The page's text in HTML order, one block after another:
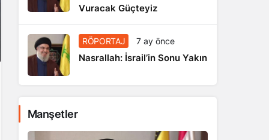
Vuracak Güçteyiz
RÖPORTAJ 7 ay önce
Nasrallah: İsrail’in Sonu Yakın
Manşetler